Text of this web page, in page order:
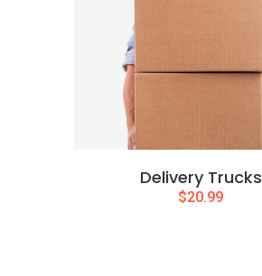
Delivery Trucks
$20.99